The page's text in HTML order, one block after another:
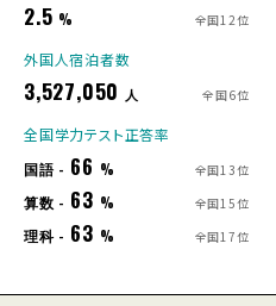
2.5 % 全国12位
外国人宿泊者数
3,527,050 人 全国6位
全国学力テスト正答率
国語 - 66 % 全国13位
算数 - 63 % 全国15位
理科 - 63 % 全国17位